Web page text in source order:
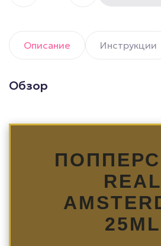
Описание Инструкции
Обзор
ПОППЕРС
REAL
25ML